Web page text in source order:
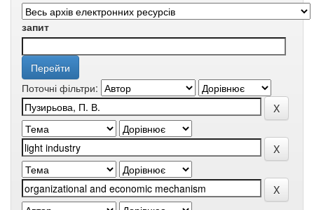
запит
Поточні фільтри: